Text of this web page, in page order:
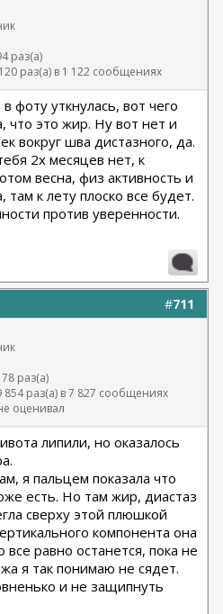
раз(а)
раз(а) в 1 122 сообщениях
фоту уткнулась, вот чего
что это жир. Ну вот нет и
вокруг шва дистазного, да.
2х месяцев нет, к
весна, физ активность и
к лету плоско все будет.
против уверенности.
#711
раз(а)
раз(а) в 7 827 сообщениях
оценивал
липили, но оказалось
я пальцем показала что
есть. Но там жир, диастаз
сверху этой плюшкой
компонента она
все равно останется, пока не
я так понимаю не сядет.
и не защипнуть